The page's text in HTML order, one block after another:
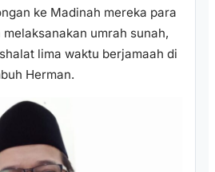
ke Madinah mereka para
umrah sunah,
lima waktu berjamaah di
Herman.